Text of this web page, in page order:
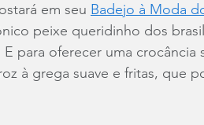
em seu Badejo à Moda
peixe queridinho dos
para oferecer uma crocância
à grega suave e fritas, que